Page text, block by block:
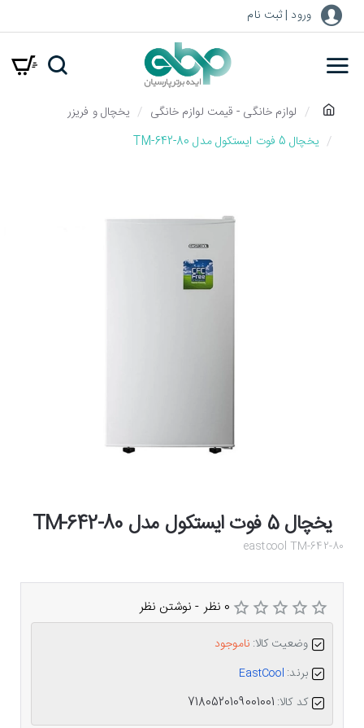
ورود | ثبت نام
o
لوازم خانگی - قیمت لوازم خانگی
یخچال و فریزر
یخچال 5 فوت ایستکول مدل TM-642-80
یخچال 5 فوت ایستکول مدل TM-642-80
eastcool TM-642-80
وضعیت کالا: ناموجود
برند: EastCool
کد کالا: 7180520109001001
0 نظر - نوشتن نظر